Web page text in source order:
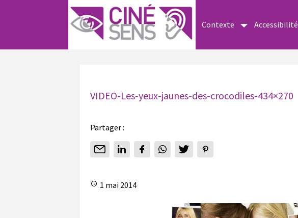
Contexte Accessibilité
VIDEO-Les-yeux-jaunes-des-crocodiles-434×270
Partager :
1 mai 2014